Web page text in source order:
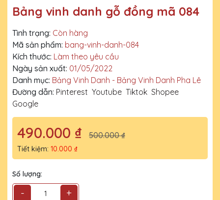
Bảng vinh danh gỗ đồng mã 084
Tình trạng: Còn hàng
Mã sản phẩm: bang-vinh-danh-084
Kích thước: Làm theo yêu cầu
Ngày sản xuất: 01/05/2022
Danh mục: Bảng Vinh Danh - Bảng Vinh Danh Pha Lê
Đường dẫn: Pinterest Youtube Tiktok Shopee
Google
490.000 ₫ 500.000 ₫
Tiết kiệm: 10.000 ₫
Số lượng:
- +